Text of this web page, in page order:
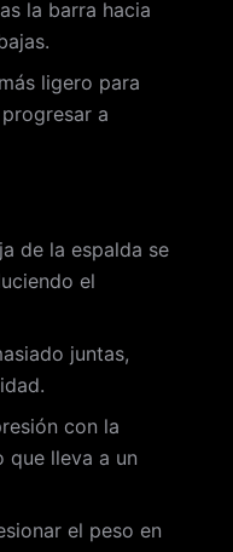
la barra hacia
ligero para
a
de la espalda se
el
juntas,
con la
que lleva a un
el peso en